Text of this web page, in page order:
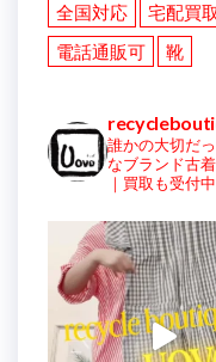
全国対応
宅配買取
電話通販可
靴
誰かの大切だっ
なブランド古
｜買取も受付中